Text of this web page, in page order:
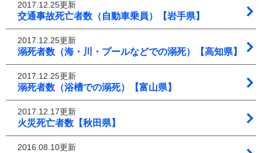
2017.12.25更新
交通事故死亡者数（自動車乗員）【岩手県】
2017.12.25更新
溺死者数（海・川・プールなどでの溺死）【高知県】
2017.12.25更新
溺死者数（浴槽での溺死）【富山県】
2017.12.17更新
火災死亡者数【秋田県】
2016.08.10更新